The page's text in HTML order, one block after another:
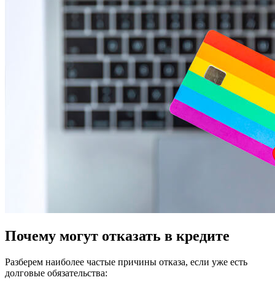
Почему могут отказать в кредите
Разберем наиболее частые причины отказа, если уже есть
долговые обязательства: